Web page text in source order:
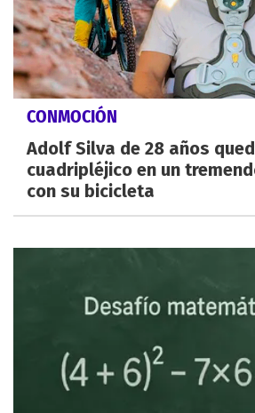
CONMOCIÓN
Adolf Silva de 28 años
cuadripléjico en un
con su bicicleta